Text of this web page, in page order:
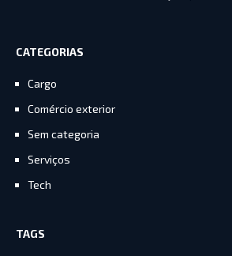
CATEGORIAS
Cargo
Comércio exterior
Sem categoria
Serviços
Tech
TAGS